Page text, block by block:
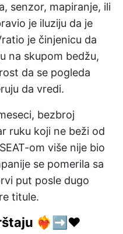
senzor, mapiranje, ili
je iluziju da je
je činjenicu da
na skupom bedžu,
da se pogleda
da vredi.
bezbroj
ruku koji ne beži od
om više nije bio
se pomerila sa
put posle dugo
titule.
❤️‍🔥➡️❤️